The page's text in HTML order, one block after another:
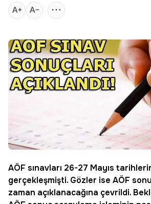
AÖF sınavları 26-27 Mayıs
gerçekleşmişti. Gözler ise AÖF
zaman açıklanacağına çevrildi.